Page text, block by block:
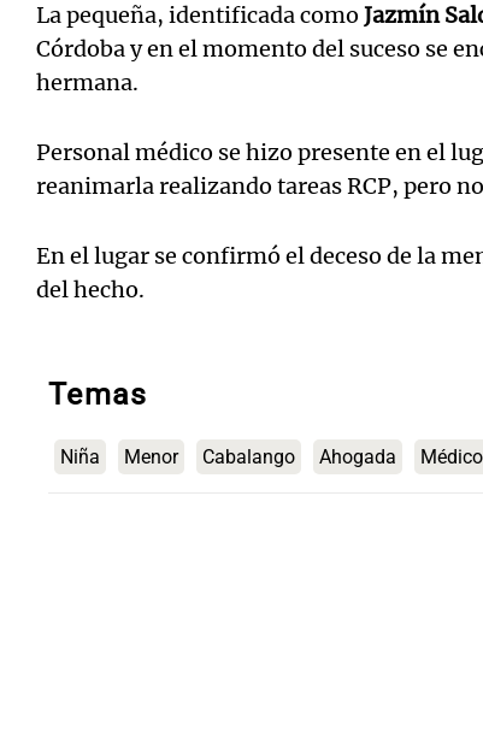
La pequeña, identificada como Jazmín
Córdoba y en el momento del suceso se
hermana.
Personal médico se hizo presente en el
reanimarla realizando tareas RCP, pero
En el lugar se confirmó el deceso de la
del hecho.
Temas
Niña Menor Cabalango Ahogada Médico